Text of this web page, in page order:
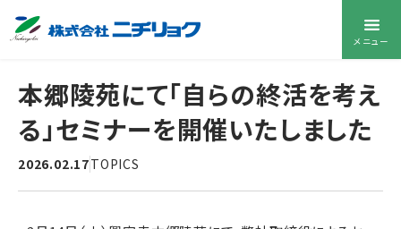
メニュー
本郷陵苑にて「自らの終活を考え
る」セミナーを開催いたしました
2026.02.17TOPICS